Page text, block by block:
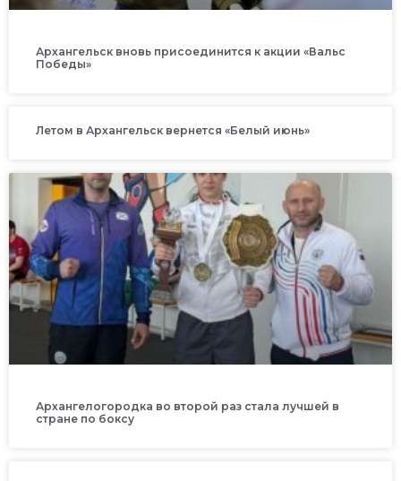
Архангельск вновь присоединится к акции «Вальс
Победы»
Летом в Архангельск вернется «Белый июнь»
Архангелогородка во второй раз стала лучшей в
стране по боксу